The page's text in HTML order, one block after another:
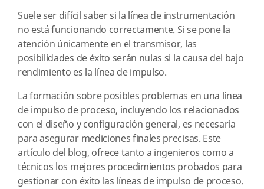
Suele ser difícil saber si la línea de instrumentación
no está funcionando correctamente. Si se pone la
atención únicamente en el transmisor, las
posibilidades de éxito serán nulas si la causa del bajo
rendimiento es la línea de impulso.
La formación sobre posibles problemas en una línea
de impulso de proceso, incluyendo los relacionados
con el diseño y configuración general, es necesaria
para asegurar mediciones finales precisas. Este
artículo del blog, ofrece tanto a ingenieros como a
técnicos los mejores procedimientos probados para
gestionar con éxito las líneas de impulso de proceso.